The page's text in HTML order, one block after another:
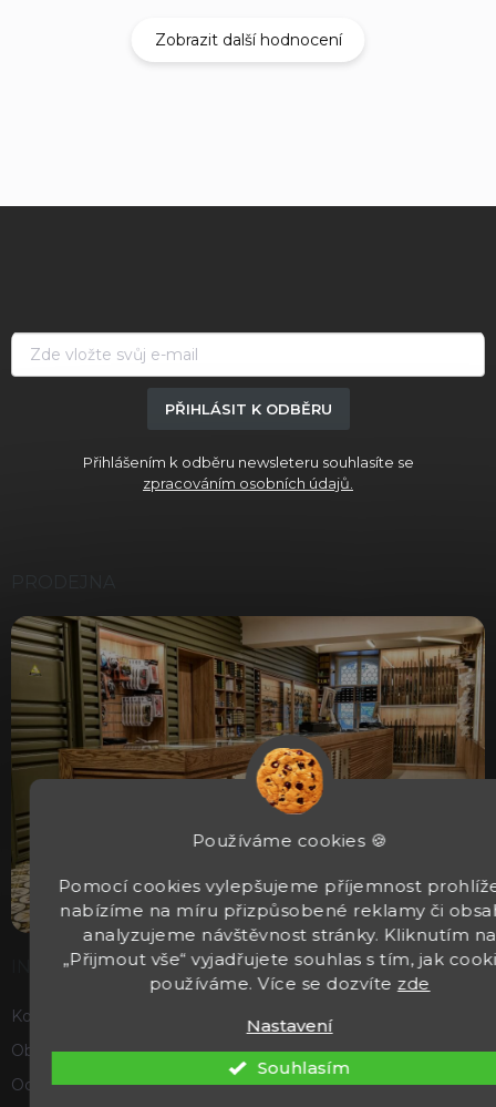
Používáme cookies 🍪
Pomocí cookies vylepšujeme příjemnost
nabízíme na míru přizpůsobené reklamy či
analyzujeme návštěvnost stránky. Kliknutím na
„Přijmout vše“ vyjadřujete souhlas s tím, jak
používáme. Více se dozvíte zde
Nastavení
Souhlasím
Zobrazit další hodnocení
PŘIHLÁSIT K ODBĚRU
Přihlášením k odběru newsleteru souhlasíte se
zpracováním osobních údajů.
INFORMACE
Kontakty
Obchodní podmínky
Ochrana osobních údajů